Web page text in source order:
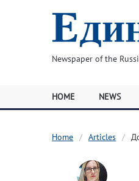
Newspaper of the
HOME NEWS
Home Articles